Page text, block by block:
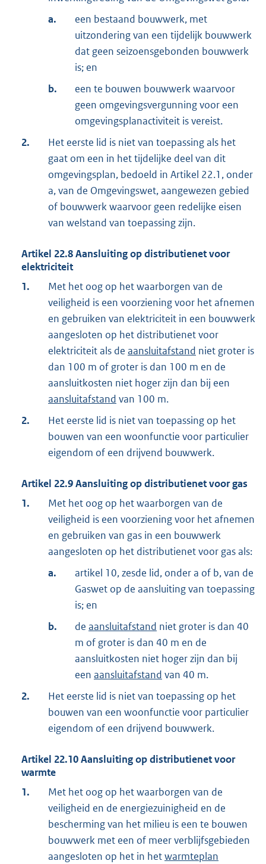
a.
een bestaand bouwwerk, met
uitzondering van een tijdelijk bouwwerk
dat geen seizoensgebonden bouwwerk
is; en
b.
een te bouwen bouwwerk waarvoor
geen omgevingsvergunning voor een
omgevingsplanactiviteit is vereist.
2.
Het eerste lid is niet van toepassing als het
gaat om een in het tijdelijke deel van dit
omgevingsplan, bedoeld in Artikel 22.1, onder
a, van de Omgevingswet, aangewezen gebied
of bouwwerk waarvoor geen redelijke eisen
van welstand van toepassing zijn.
Artikel 22.8Aansluiting op distributienet voor
elektriciteit
1.
Met het oog op het waarborgen van de
veiligheid is een voorziening voor het afnemen
en gebruiken van elektriciteit in een bouwwerk
aangesloten op het distributienet voor
elektriciteit als de aansluitafstand niet groter is
dan 100 m of groter is dan 100 m en de
aansluitkosten niet hoger zijn dan bij een
aansluitafstand van 100 m.
2.
Het eerste lid is niet van toepassing op het
bouwen van een woonfunctie voor particulier
eigendom of een drijvend bouwwerk.
Artikel 22.9Aansluiting op distributienet voor gas
1.
Met het oog op het waarborgen van de
veiligheid is een voorziening voor het afnemen
en gebruiken van gas in een bouwwerk
aangesloten op het distributienet voor gas als:
a.
artikel 10, zesde lid, onder a of b, van de
Gaswet op de aansluiting van toepassing
is; en
b.
de aansluitafstand niet groter is dan 40
m of groter is dan 40 m en de
aansluitkosten niet hoger zijn dan bij
een aansluitafstand van 40 m.
2.
Het eerste lid is niet van toepassing op het
bouwen van een woonfunctie voor particulier
eigendom of een drijvend bouwwerk.
Artikel 22.10Aansluiting op distributienet voor
warmte
1.
Met het oog op het waarborgen van de
veiligheid en de energiezuinigheid en de
bescherming van het milieu is een te bouwen
bouwwerk met een of meer verblijfsgebieden
aangesloten op het in hetwarmteplan